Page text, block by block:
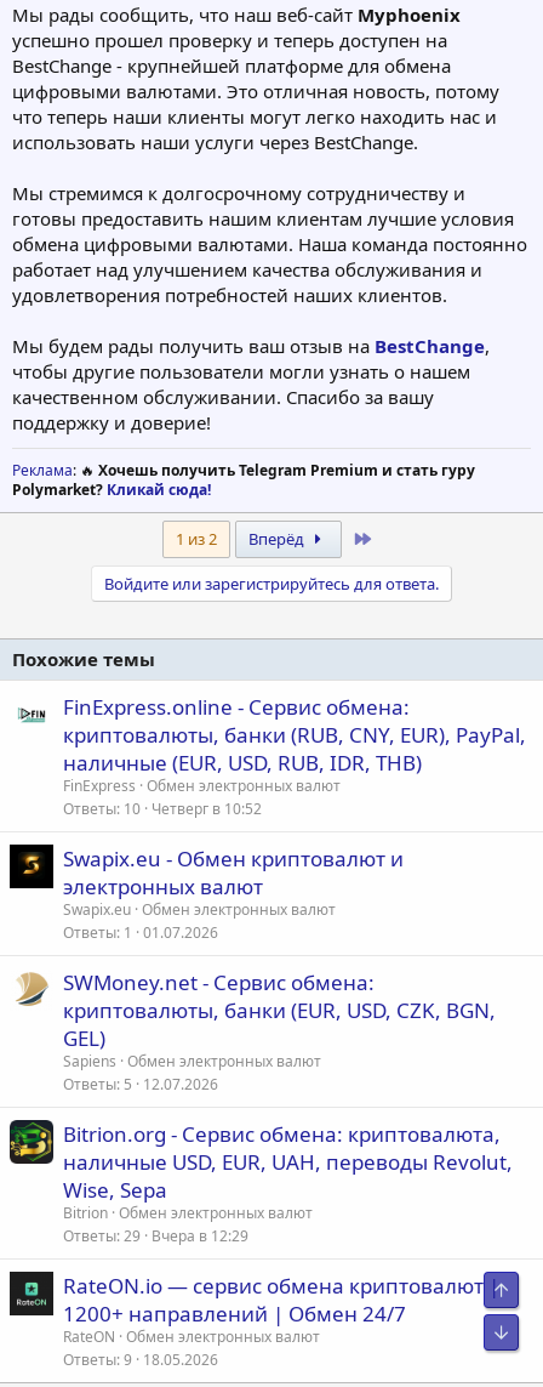
Мы рады сообщить, что наш веб-сайт Myphoenix
успешно прошел проверку и теперь доступен на
BestChange - крупнейшей платформе для обмена
цифровыми валютами. Это отличная новость, потому
что теперь наши клиенты могут легко находить нас и
использовать наши услуги через BestChange.
Мы стремимся к долгосрочному сотрудничеству и
готовы предоставить нашим клиентам лучшие условия
обмена цифровыми валютами. Наша команда постоянно
работает над улучшением качества обслуживания и
удовлетворения потребностей наших клиентов.
Мы будем рады получить ваш отзыв на BestChange,
чтобы другие пользователи могли узнать о нашем
качественном обслуживании. Спасибо за вашу
поддержку и доверие!
Реклама: 🔥 Хочешь получить Telegram Premium и стать гуру
Polymarket? Кликай сюда!
1 из 2 Вперёд
Войдите или зарегистрируйтесь для ответа.
Похожие темы
FinExpress.online - Сервис обмена:
криптовалюты, банки (RUB, CNY, EUR), PayPal,
наличные (EUR, USD, RUB, IDR, THB)
FinExpress Обмен электронных валют
Ответы 10 Четверг в 10:52
Swapix.eu - Обмен криптовалют и
электронных валют
Swapix.eu Обмен электронных валют
Ответы 1 01.07.2026
SWMoney.net - Сервис обмена:
криптовалюты, банки (EUR, USD, CZK, BGN,
GEL)
Sapiens Обмен электронных валют
Ответы 5 12.07.2026
Bitrion.org - Сервис обмена: криптовалюта,
наличные USD, EUR, UAH, переводы Revolut,
Wise, Sepa
Bitrion Обмен электронных валют
Ответы 29 Вчера в 12:29
RateON.io — сервис обмена криптовалют |
1200+ направлений | Обмен 24/7
RateON Обмен электронных валют
Ответы 9 18.05.2026